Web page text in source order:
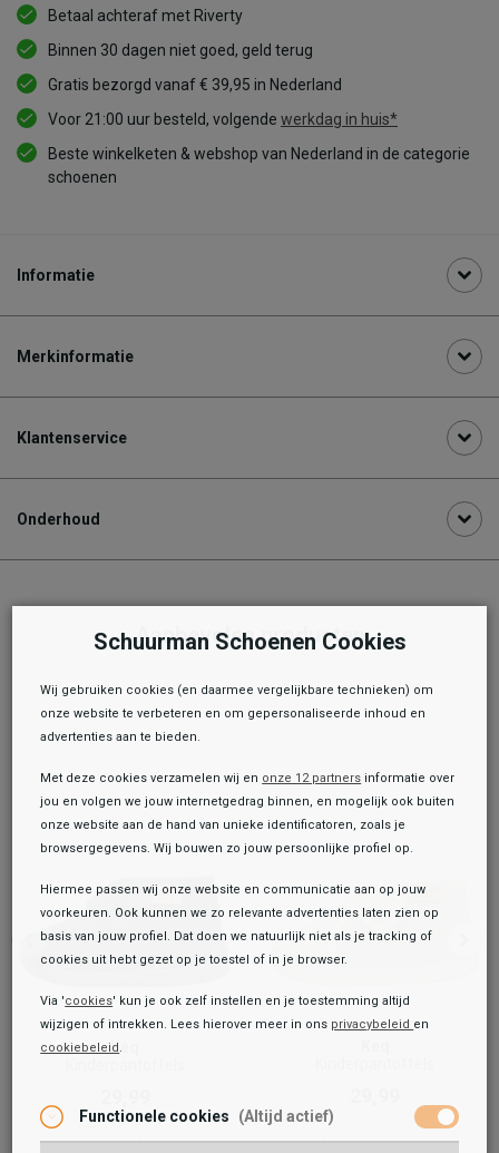
Kinderpantoffels
49,99
14,99
Betaal achteraf met Riverty
Binnen 30 dagen niet goed, geld terug
Gratis bezorgd vanaf € 39,95 in Nederland
Voor 21:00 uur besteld, volgende werkdag in huis*
Beste winkelketen & webshop van Nederland in de categorie
schoenen
Informatie
Merkinformatie
Klantenservice
Onderhoud
Aanbevolen producten
Keq
Toegevoegd aan je winkeltas!
Schuurman Schoenen Cookies
Wij gebruiken cookies (en daarmee vergelijkbare technieken) om
onze website te verbeteren en om gepersonaliseerde inhoud en
advertenties aan te bieden.
Met deze cookies verzamelen wij en onze 12 partners informatie over
jou en volgen we jouw internetgedrag binnen, en mogelijk ook buiten
onze website aan de hand van unieke identificatoren, zoals je
browsergegevens. Wij bouwen zo jouw persoonlijke profiel op.
Hiermee passen wij onze website en communicatie aan op jouw
voorkeuren. Ook kunnen we zo relevante advertenties laten zien op
basis van jouw profiel. Dat doen we natuurlijk niet als je tracking of
cookies uit hebt gezet op je toestel of in je browser.
Via 'cookies' kun je ook zelf instellen en je toestemming altijd
wijzigen of intrekken. Lees hierover meer in ons privacybeleid en
cookiebeleid.
Functionele cookies (Altijd actief)